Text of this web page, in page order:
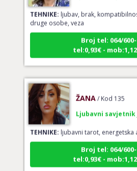
TEHNIKE:ljubav, brak,
druge osobe, veza
Broj tel: 064/600-
tel:0,93€ -
TEHNIKE:ljubavni tarot, energetska
Broj tel: 064/600-
tel:0,93€ -